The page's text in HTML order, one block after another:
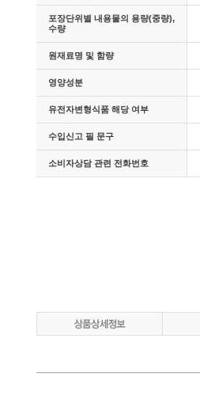
포장단위별 내용물의 용량(중량),
수량
원재료명 및 함량
영양성분
유전자변형식품 해당 여부
수입신고 필 문구
소비자상담 관련 전화번호